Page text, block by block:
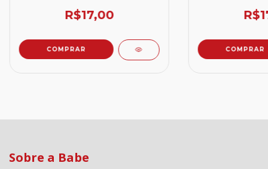
R$17,00
COMPRAR COMPRAR
Sobre a Babe